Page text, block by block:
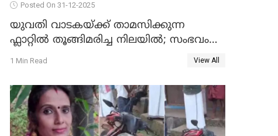
Posted On 31-12-2025
യുവതി വാടകയ്ക്ക് താമസിക്കുന്ന
ഫ്ലാറ്റില്‍ തൂങ്ങിമരിച്ച നിലയില്‍; സംഭവം
കൈതപ്പൊയിലില്‍
1 Min Read View All